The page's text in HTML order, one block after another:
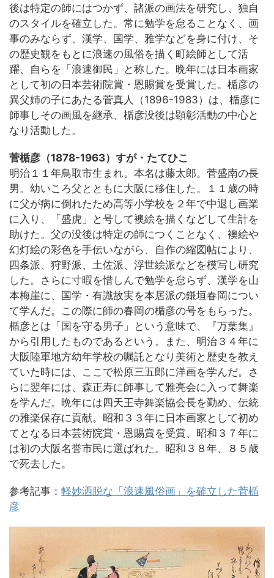
後は特定の師にはつかず、諸派の画法を研究し、独自
のスタイルを確立した。常に勉学を怠ることなく、画
事のみならず、漢学、国学、雅学などを身に付け、そ
の歴史観をもとに浪速の風俗を描く町絵師として活
躍、自らを「浪速御民」と称した。晩年には日本画家
として初の日本芸術院賞・恩賜賞を受賞した。楯彦の
異父姉の子にあたる菅真人（1896-1983）は、楯彦に
師事しその画風を継承、楯彦没後は顕彰活動の中心と
なり活動した。
菅楯彦（1878-1963）すが・たてひこ
明治１１年鳥取市生まれ。本名は藤太郎。菅盛南の長
男。幼いころ父とともに大阪に移住した。１１歳の時
に父が病に倒れたため高等小学校を２年で中退し画業
に入り、「盛虎」と号して襖絵を描くなどして生計を
助けた。父の没後は特定の師につくことなく、襖絵や
幻灯絵の彩色を手伝いながら、自作の縮図帖により、
四条派、狩野派、土佐派、浮世絵派などを模写し研究
した。さらに寸暇を惜しんで勉学を怠らず、漢学を山
本梅崖に、国学・有識故実を本居派の鎌垣春岡につい
て学んだ。この際に師の春岡の楯彦の号をもらった。
楯彦とは「国を守る男子」という意味で、『万葉集』
から引用したものであるという。また、明治３４年に
大阪陸軍地方幼年学校の嘱託となり美術と歴史を教え
ていた時には、ここで松原三五郎に洋画を学んだ。さ
らに翌年には、森正寿に師事して雅亮会に入って舞楽
を学んだ。晩年には四天王寺舞楽協会長を勤め、伝統
の雅楽保存に貢献。昭和３３年に日本画家として初め
てとなる日本芸術院賞・恩賜賞を受賞、昭和３７年に
は初の大阪名誉市民に選ばれた。昭和３８年、８５歳
で死去した。
参考記事： 軽妙洒脱な「浪速風俗画」を確立した菅楯
彦